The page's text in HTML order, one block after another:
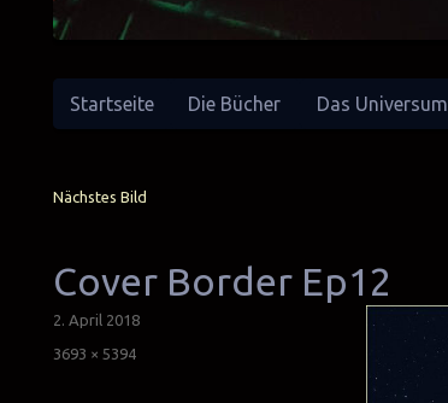
Startseite Die Bücher Das Universum
Nächstes Bild
Cover Border Ep12
Veröffentlicht
2. April 2018
Originalgröße
3693 × 5394